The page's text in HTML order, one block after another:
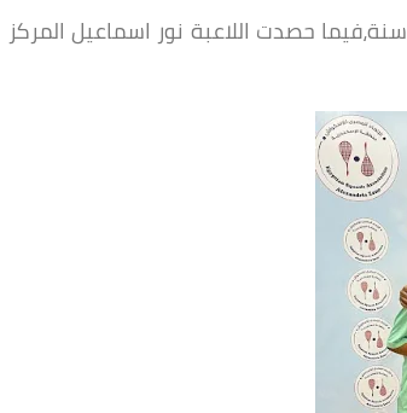
فاز اللاعب سليم محمد بالمركز الثانى والميدالية الفضية تحت 11سنة،فيما حصدت اللاعبة نور اسماعيل المركز